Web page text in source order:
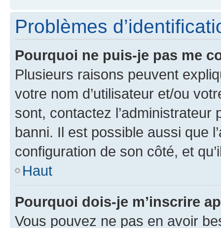
Problèmes
Pourquoi ne puis-je pas me
Plusieurs raisons peuvent
votre nom d’utilisateur et/ou
sont, contactez l’administrateur
banni. Il est possible aussi que
configuration de son côté, et
Haut
Pourquoi dois-je m’inscrire
Vous pouvez ne pas en avoir